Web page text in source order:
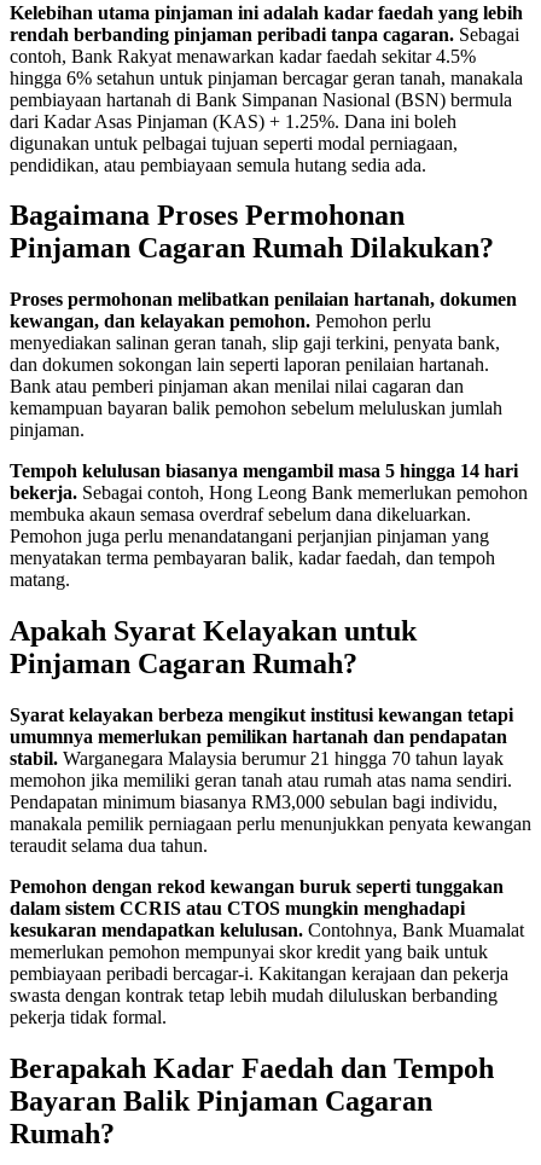
Kelebihan utama pinjaman ini adalah kadar faedah yang lebih
rendah berbanding pinjaman peribadi tanpa cagaran. Sebagai
contoh, Bank Rakyat menawarkan kadar faedah sekitar 4.5%
hingga 6% setahun untuk pinjaman bercagar geran tanah, manakala
pembiayaan hartanah di Bank Simpanan Nasional (BSN) bermula
dari Kadar Asas Pinjaman (KAS) + 1.25%. Dana ini boleh
digunakan untuk pelbagai tujuan seperti modal perniagaan,
pendidikan, atau pembiayaan semula hutang sedia ada.
Bagaimana Proses Permohonan
Pinjaman Cagaran Rumah Dilakukan?
Proses permohonan melibatkan penilaian hartanah, dokumen
kewangan, dan kelayakan pemohon. Pemohon perlu
menyediakan salinan geran tanah, slip gaji terkini, penyata bank,
dan dokumen sokongan lain seperti laporan penilaian hartanah.
Bank atau pemberi pinjaman akan menilai nilai cagaran dan
kemampuan bayaran balik pemohon sebelum meluluskan jumlah
pinjaman.
Tempoh kelulusan biasanya mengambil masa 5 hingga 14 hari
bekerja. Sebagai contoh, Hong Leong Bank memerlukan pemohon
membuka akaun semasa overdraf sebelum dana dikeluarkan.
Pemohon juga perlu menandatangani perjanjian pinjaman yang
menyatakan terma pembayaran balik, kadar faedah, dan tempoh
matang.
Apakah Syarat Kelayakan untuk
Pinjaman Cagaran Rumah?
Syarat kelayakan berbeza mengikut institusi kewangan tetapi
umumnya memerlukan pemilikan hartanah dan pendapatan
stabil. Warganegara Malaysia berumur 21 hingga 70 tahun layak
memohon jika memiliki geran tanah atau rumah atas nama sendiri.
Pendapatan minimum biasanya RM3,000 sebulan bagi individu,
manakala pemilik perniagaan perlu menunjukkan penyata kewangan
teraudit selama dua tahun.
Pemohon dengan rekod kewangan buruk seperti tunggakan
dalam sistem CCRIS atau CTOS mungkin menghadapi
kesukaran mendapatkan kelulusan. Contohnya, Bank Muamalat
memerlukan pemohon mempunyai skor kredit yang baik untuk
pembiayaan peribadi bercagar-i. Kakitangan kerajaan dan pekerja
swasta dengan kontrak tetap lebih mudah diluluskan berbanding
pekerja tidak formal.
Berapakah Kadar Faedah dan Tempoh
Bayaran Balik Pinjaman Cagaran
Rumah?